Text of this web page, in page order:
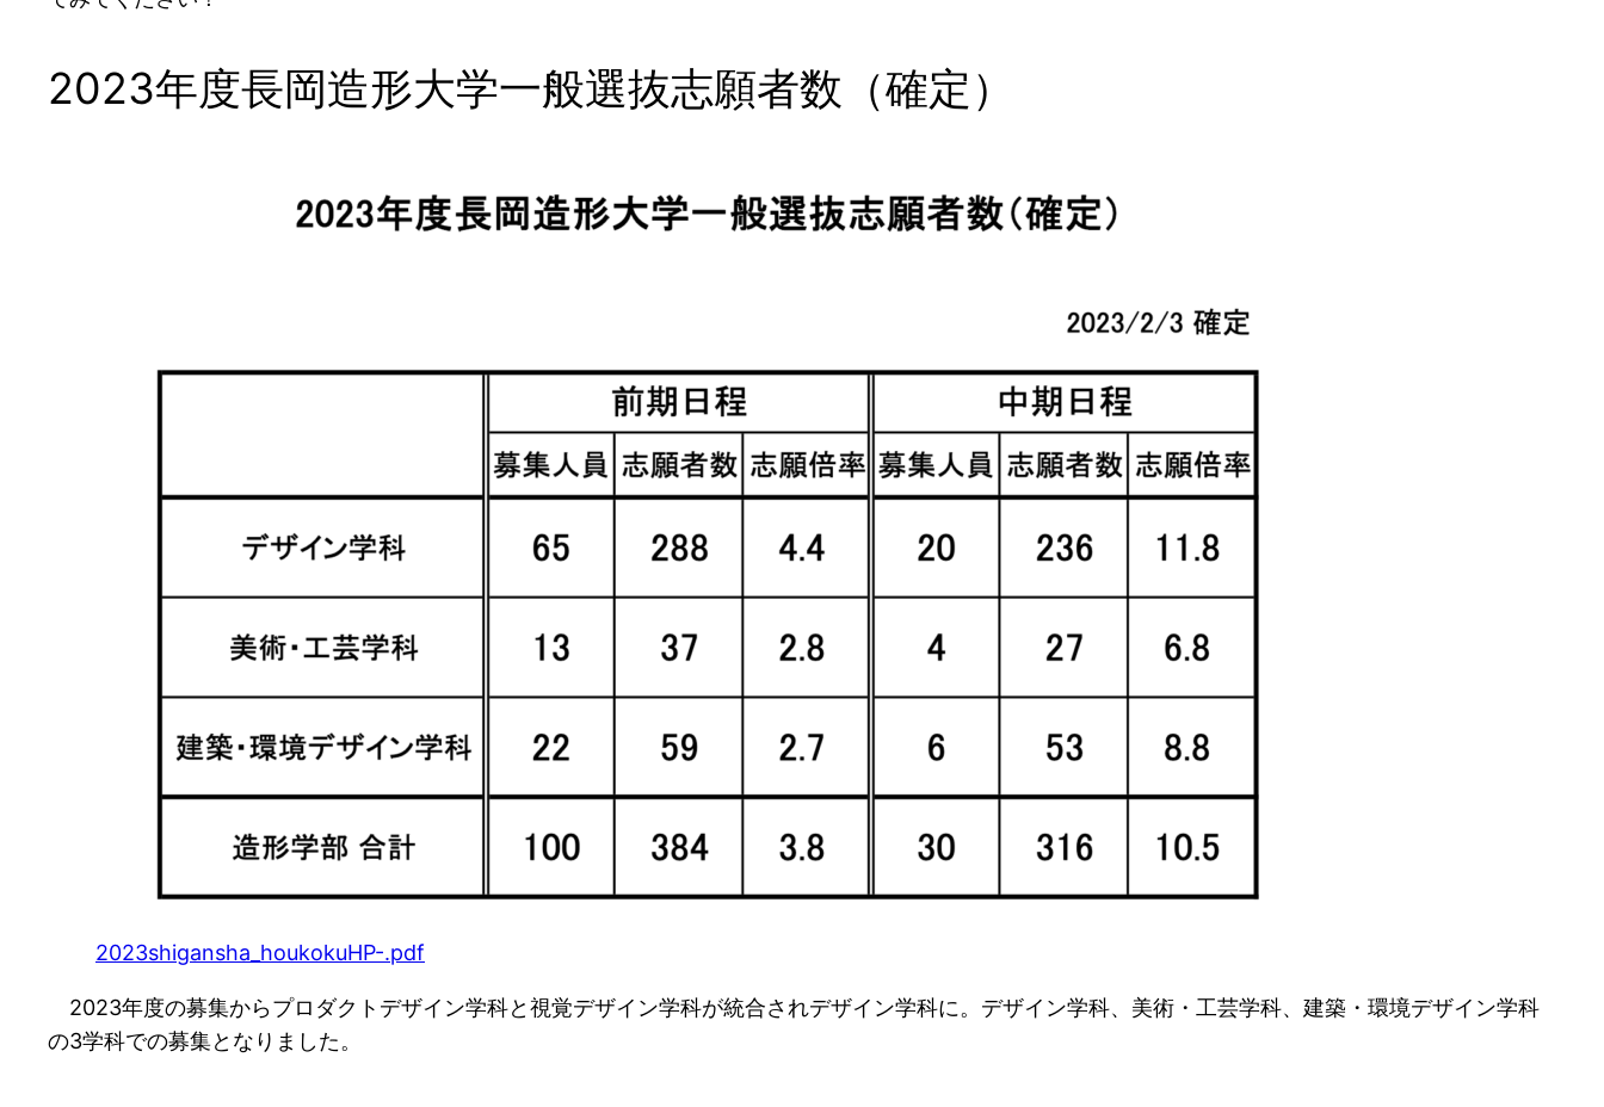
2023年度長岡造形大学一般選抜志願者数（確定）
2023shigansha_houkokuHP-.pdf
2023年度の募集からプロダクトデザイン学科と視覚デザイン学科が統合されデザイン学科に。デザイン学科、美術・工芸学科、建築・環境デザイン学科
の3学科での募集となりました。